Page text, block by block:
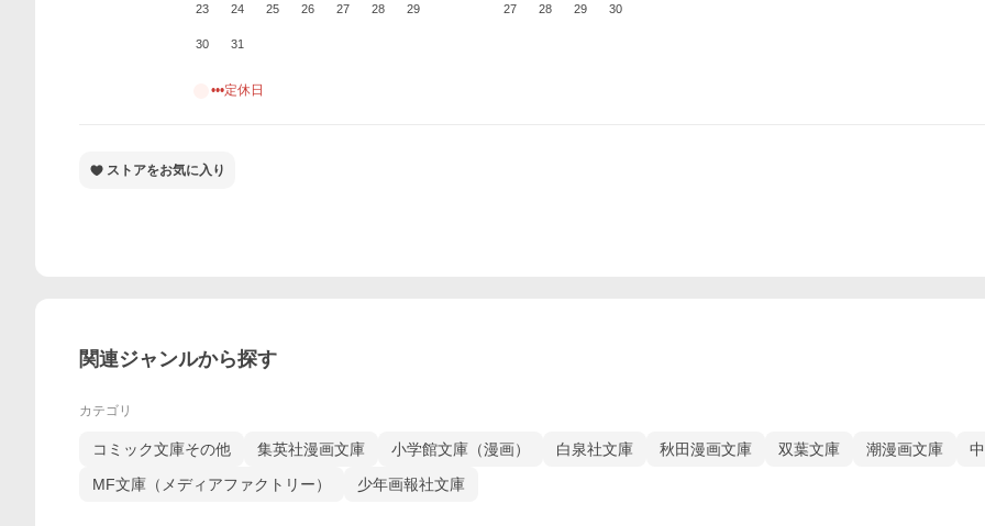
23 24 25 26 27 28 29
30 31
27 28 29 30
•••定休日
ストアをお気に入り
関連ジャンルから探す
カテゴリ
コミック文庫その他 集英社漫画文庫 小学館文庫（漫画） 白泉社文庫 秋田漫画文庫 双葉文庫 潮漫画文庫
MF文庫（メディアファクトリー）
少年画報社文庫